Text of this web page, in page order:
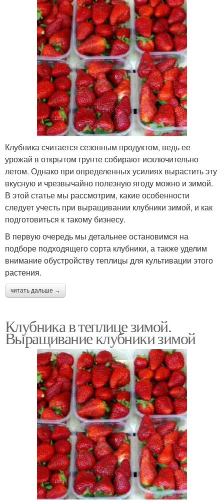
Клубника считается сезонным продуктом, ведь ее
урожай в открытом грунте собирают исключительно
летом. Однако при определенных усилиях вырастить эту
вкусную и чрезвычайно полезную ягоду можно и зимой.
В этой статье мы рассмотрим, какие особенности
следует учесть при выращивании клубники зимой, и как
подготовиться к такому бизнесу.
В первую очередь мы детальнее остановимся на
подборе подходящего сорта клубники, а также уделим
внимание обустройству теплицы для культивации этого
растения.
читать дальше →
Клубника в теплице зимой.
Выращивание клубники зимой